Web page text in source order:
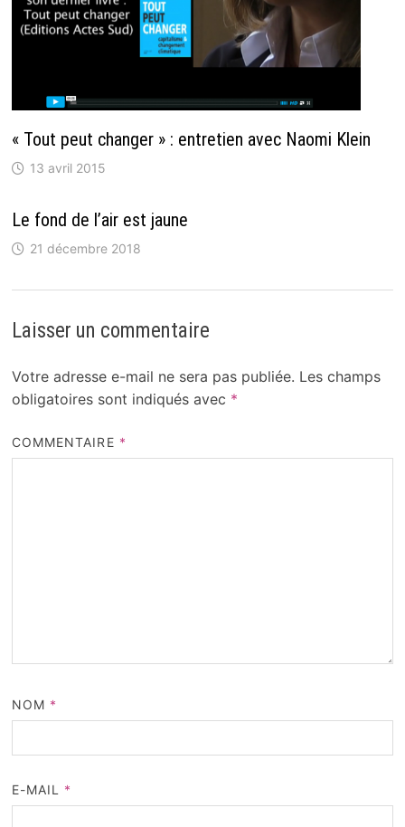
« Tout peut changer » : entretien avec Naomi Klein
13 avril 2015
Le fond de l’air est jaune
21 décembre 2018
Laisser un commentaire
Votre adresse e-mail ne sera pas publiée. Les champs
obligatoires sont indiqués avec *
COMMENTAIRE *
NOM *
E-MAIL *